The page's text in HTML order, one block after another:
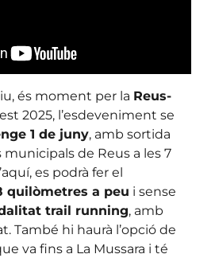
és moment per la Reus-
2025, l’esdeveniment se
1 de juny, amb sortida
de Reus a les 7
es podrà fer el
quilòmetres a peu i sense
trail running, amb
També hi haurà l’opció de
va fins a La Mussara i té